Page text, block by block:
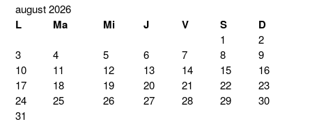
august 2026
L Ma Mi J V S D
1
2
3
4 5 6 7 8
9
10
11 12 13 14 15
16
17
18 19 20 21 22
23
24
25 26 27 28 29
30
31